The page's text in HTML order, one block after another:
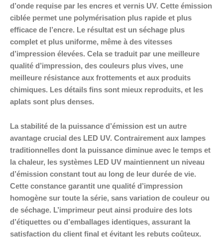
d’onde requise par les encres et vernis UV. Cette émission
ciblée permet une polymérisation plus rapide et plus
efficace de l’encre. Le résultat est un séchage plus
complet et plus uniforme, même à des vitesses
d’impression élevées. Cela se traduit par une meilleure
qualité d’impression, des couleurs plus vives, une
meilleure résistance aux frottements et aux produits
chimiques. Les détails fins sont mieux reproduits, et les
aplats sont plus denses.
La stabilité de la puissance d’émission est un autre
avantage crucial des LED UV. Contrairement aux lampes
traditionnelles dont la puissance diminue avec le temps et
la chaleur, les systèmes LED UV maintiennent un niveau
d’émission constant tout au long de leur durée de vie.
Cette constance garantit une qualité d’impression
homogène sur toute la série, sans variation de couleur ou
de séchage. L’imprimeur peut ainsi produire des lots
d’étiquettes ou d’emballages identiques, assurant la
satisfaction du client final et évitant les rebuts coûteux.